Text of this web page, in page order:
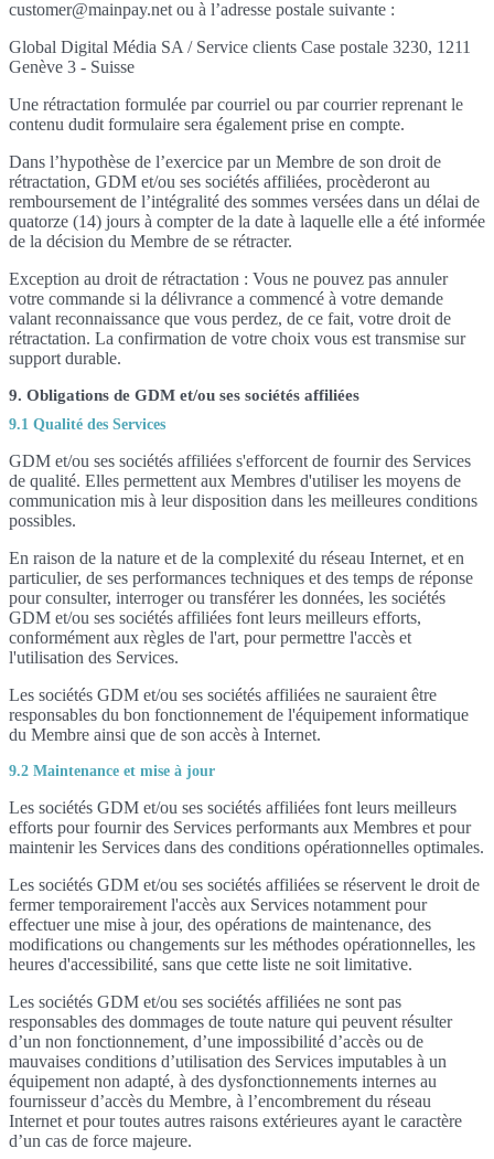
customer@mainpay.net ou à l’adresse postale suivante :
Global Digital Média SA / Service clients Case postale 3230, 1211
Genève 3 - Suisse
Une rétractation formulée par courriel ou par courrier reprenant le
contenu dudit formulaire sera également prise en compte.
Dans l’hypothèse de l’exercice par un Membre de son droit de
rétractation, GDM et/ou ses sociétés affiliées, procèderont au
remboursement de l’intégralité des sommes versées dans un délai de
quatorze (14) jours à compter de la date à laquelle elle a été informée
de la décision du Membre de se rétracter.
Exception au droit de rétractation : Vous ne pouvez pas annuler
votre commande si la délivrance a commencé à votre demande
valant reconnaissance que vous perdez, de ce fait, votre droit de
rétractation. La confirmation de votre choix vous est transmise sur
support durable.
9. Obligations de GDM et/ou ses sociétés affiliées
9.1 Qualité des Services
GDM et/ou ses sociétés affiliées s'efforcent de fournir des Services
de qualité. Elles permettent aux Membres d'utiliser les moyens de
communication mis à leur disposition dans les meilleures conditions
possibles.
En raison de la nature et de la complexité du réseau Internet, et en
particulier, de ses performances techniques et des temps de réponse
pour consulter, interroger ou transférer les données, les sociétés
GDM et/ou ses sociétés affiliées font leurs meilleurs efforts,
conformément aux règles de l'art, pour permettre l'accès et
l'utilisation des Services.
Les sociétés GDM et/ou ses sociétés affiliées ne sauraient être
responsables du bon fonctionnement de l'équipement informatique
du Membre ainsi que de son accès à Internet.
9.2 Maintenance et mise à jour
Les sociétés GDM et/ou ses sociétés affiliées font leurs meilleurs
efforts pour fournir des Services performants aux Membres et pour
maintenir les Services dans des conditions opérationnelles optimales.
Les sociétés GDM et/ou ses sociétés affiliées se réservent le droit de
fermer temporairement l'accès aux Services notamment pour
effectuer une mise à jour, des opérations de maintenance, des
modifications ou changements sur les méthodes opérationnelles, les
heures d'accessibilité, sans que cette liste ne soit limitative.
Les sociétés GDM et/ou ses sociétés affiliées ne sont pas
responsables des dommages de toute nature qui peuvent résulter
d’un non fonctionnement, d’une impossibilité d’accès ou de
mauvaises conditions d’utilisation des Services imputables à un
équipement non adapté, à des dysfonctionnements internes au
fournisseur d’accès du Membre, à l’encombrement du réseau
Internet et pour toutes autres raisons extérieures ayant le caractère
d’un cas de force majeure.